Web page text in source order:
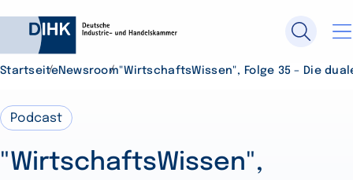
StartseiteNewsroom"WirtschaftsWissen", Folge 35 – Die
Podcast
"WirtschaftsWissen",